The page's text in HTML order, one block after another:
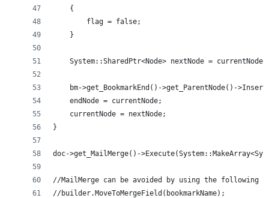
    {
        flag = false;
    }
System::SharedPtr<Node> nextNode =
bm->get_BookmarkEnd()->get_ParentNode()-
    endNode = currentNode;
    currentNode = nextNode;
}
doc->get_MailMerge()-
//MailMerge can be avoided by using the following
//builder.MoveToMergeField(bookmarkName);